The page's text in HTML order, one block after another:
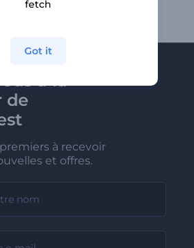
à la
de
à recevoir
et offres.
fetch
Got it